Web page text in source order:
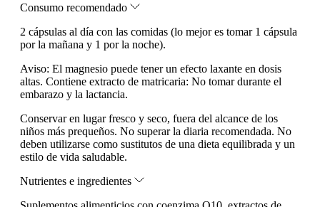
Consumo recomendado
2 cápsulas al día con las comidas (lo mejor es tomar 1 cápsula
por la mañana y 1 por la noche).
Aviso: El magnesio puede tener un efecto laxante en dosis
altas. Contiene extracto de matricaria: No tomar durante el
embarazo y la lactancia.
Conservar en lugar fresco y seco, fuera del alcance de los
niños más prequeños. No superar la diaria recomendada. No
deben utilizarse como sustitutos de una dieta equilibrada y un
estilo de vida saludable.
Nutrientes e ingredientes